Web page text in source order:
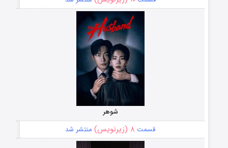
شوهر
قسمت ۸ (زیرنویس) منتشر شد